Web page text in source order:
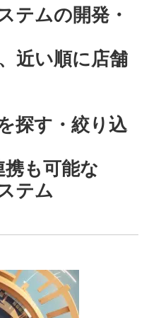
テムの開発・
近い順に店舗
探す・絞り込
も可能な
テム